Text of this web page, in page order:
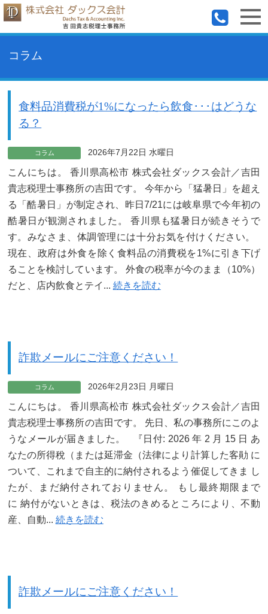
コラム
食料品消費税が1%になったら飲食･･･はどうな
る？
コラム 2026年7月22日 水曜日
こんにちは。 香川県高松市 株式会社ダックス会計／吉田
貴志税理士事務所の吉田です。 今年から「猛暑日」を超え
る「酷暑日」が制定され、昨日7/21には岐阜県で今年初の
酷暑日が観測されました。 香川県も猛暑日が続きそうで
す。みなさま、体調管理には十分お気を付けください。
現在、政府は外食を除く食料品の消費税を1%に引き下げ
ることを検討しています。 外食の税率が今のまま（10%）
だと、店内飲食とテイ... 続きを読む
詐欺メールにご注意ください！
コラム 2026年2月23日 月曜日
こんにちは。 香川県高松市 株式会社ダックス会計／吉田
貴志税理士事務所の吉田です。 先日、私の事務所にこのよ
うなメールが届きました。 『日付: 2026 年 2 月 15 日 あ
なたの所得稅（または延滞金（法律により計算した客勛 に
ついて、これまで自主的に納付されるよう催促してきま し
たが、まだ納付されておりません。 もし最終期限まで
に 納付がないときは、税法のきめるところにより、不動
産、自動... 続きを読む
詐欺メールにご注意ください！